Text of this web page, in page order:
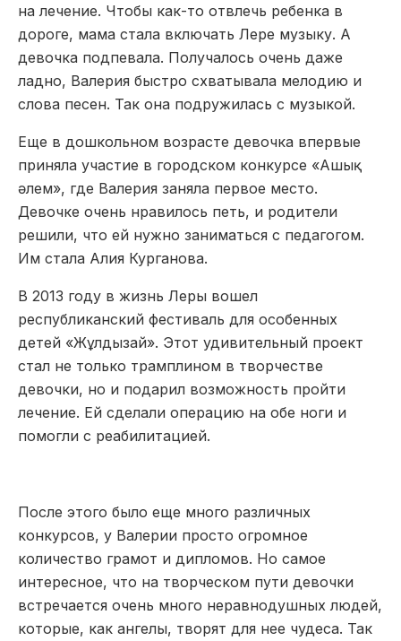
на лечение. Чтобы как-то отвлечь ребенка в
дороге, мама стала включать Лере музыку. А
девочка подпевала. Получалось очень даже
ладно, Валерия быстро схватывала мелодию и
слова песен. Так она подружилась с музыкой.
Еще в дошкольном возрасте девочка впервые
приняла участие в городском конкурсе «Ашық
әлем», где Валерия заняла первое место.
Девочке очень нравилось петь, и родители
решили, что ей нужно заниматься с педагогом.
Им стала Алия Курганова.
В 2013 году в жизнь Леры вошел
республиканский фестиваль для особенных
детей «Жұлдызай». Этот удивительный проект
стал не только трамплином в творчестве
девочки, но и подарил возможность пройти
лечение. Ей сделали операцию на обе ноги и
помогли с реабилитацией.
После этого было еще много различных
конкурсов, у Валерии просто огромное
количество грамот и дипломов. Но самое
интересное, что на творческом пути девочки
встречается очень много неравнодушных людей,
которые, как ангелы, творят для нее чудеса. Так